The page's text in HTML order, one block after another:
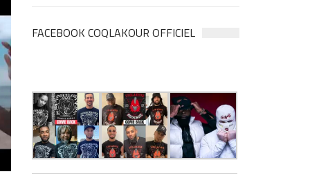
FACEBOOK COQLAKOUR OFFICIEL